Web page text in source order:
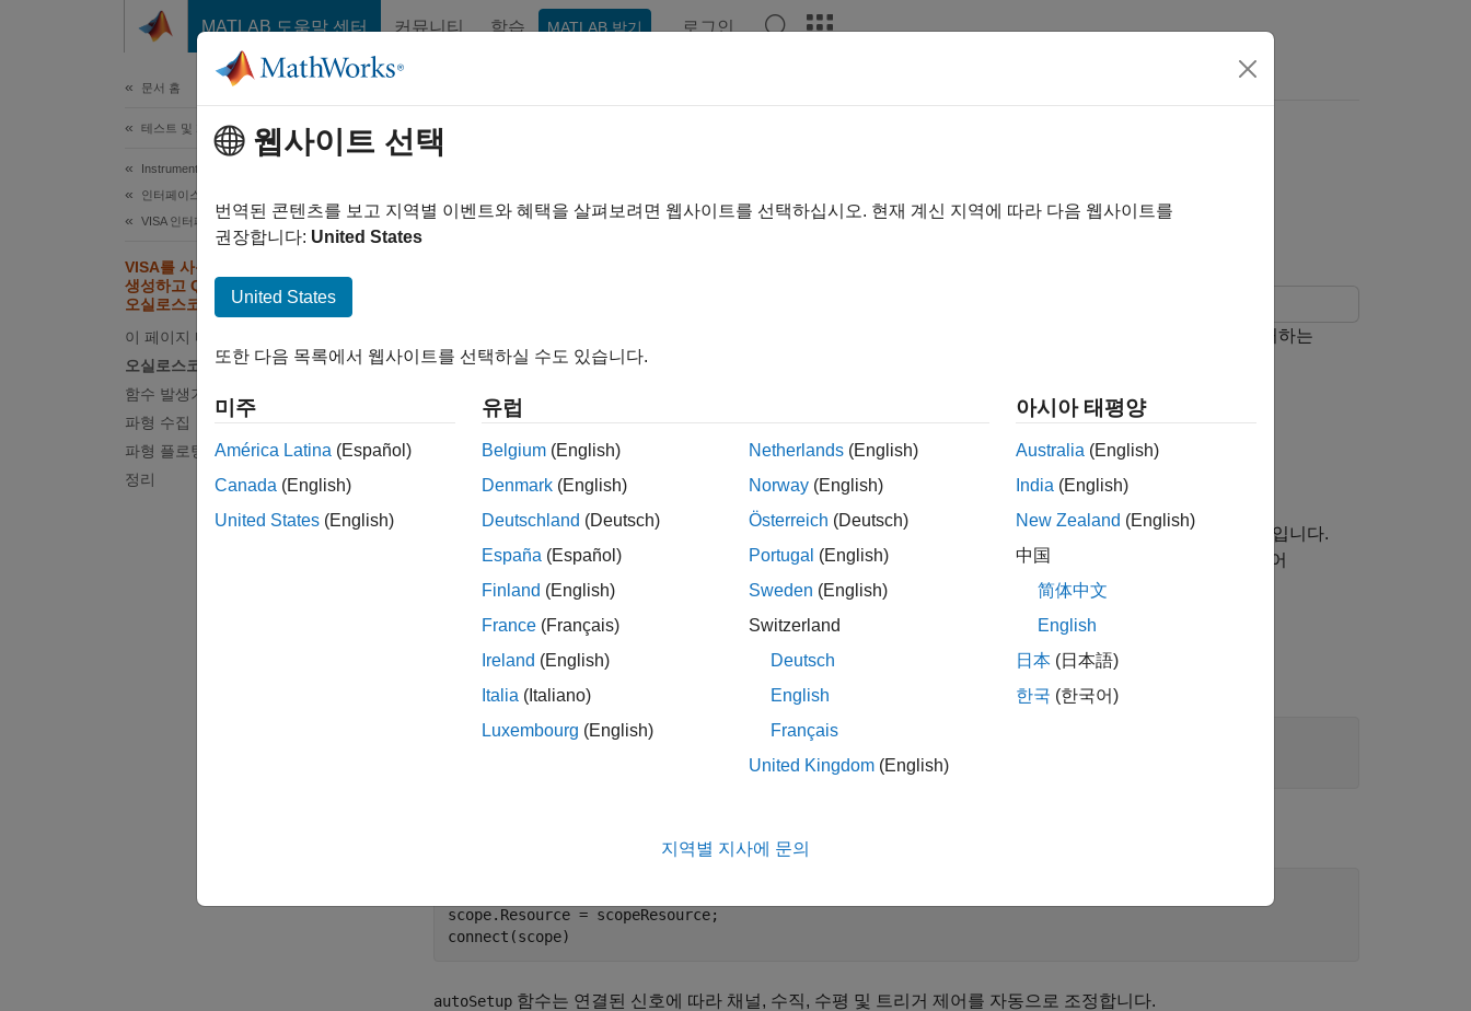
MATLAB 도움말 센터 커뮤니티 학습 MATLAB 받기 로그인
문서 홈
테스트 및 계측(T&M)
Instrument Control Toolbox
인터페이스 기반 계측기 통신
VISA 인터페이스
VISA를 사용하여 스윕 사인파를
생성하고 Quick-Control
오실로스코프를 사용하여 파형 캡처
이 페이지 내용
오실로스코프 구성
함수 발생기 구성
파형 수집
파형 플로팅
정리
이 페이지는 기계 번역을 사용하여 번역되었습니다. 영어 원문을 보려면 여기를 클릭하십시오.
오실로스코프를 사용하여 파형 캡처
이 예제는 함수 발생기를 사용하여 스윕된 사인파 파형을 생성하는 방법과 오실로스코프를 사용하여 이를 캡처하는
방법을 보여줍니다.
지원되는 하드웨어의 전체 목록을 보려면 Instrument Control Toolbox 제품 페이지를 방문하십시오.
이 예제는 Keysight Technologies® 33522B 함수 발생기와 Tektronix® TDS 1002 오실로스코프를 사용하여
테스트되었습니다. 함수 발생기와 오실로스코프의 GPIB 주소는 각각
GPIB0::11::INSTR
입니다.
함수 발생기는 채널 1에서 100ms마다 1V의 오프셋으로 2V p-p 스윕 사인파(20~200Hz)를 생성하도록 구성되어
있습니다. 오실로스코프는 채널 1에서 파형을 수집하도록 구성되어 있습니다.
오실로스코프 구성
scopeResource = "GPIB0::11::INSTR"
scope.Resource = scopeResource;
connect(scope)
autoSetup 함수는 연결된 신호에 따라 채널, 수직, 수평 및 트리거 제어를 자동으로 조정합니다.
웹사이트 선택
번역된 콘텐츠를 보고 지역별 이벤트와 혜택을 살펴보려면 웹사이트를 선택하십시오. 현재 계신 지역에 따라 다음 웹사이트를
권장합니다: United States
United States
또한 다음 목록에서 웹사이트를 선택하실 수도 있습니다.
미주
América Latina (Español)
Canada (English)
United States (English)
유럽
Belgium (English)
Denmark (English)
Deutschland (Deutsch)
España (Español)
Finland (English)
France (Français)
Ireland (English)
Italia (Italiano)
Luxembourg (English)
Netherlands (English)
Norway (English)
Österreich (Deutsch)
Portugal (English)
Sweden (English)
Switzerland
Deutsch
English
Français
United Kingdom (English)
아시아 태평양
Australia (English)
India (English)
New Zealand (English)
中国
简体中文
English
日本 (日本語)
한국 (한국어)
지역별 지사에 문의